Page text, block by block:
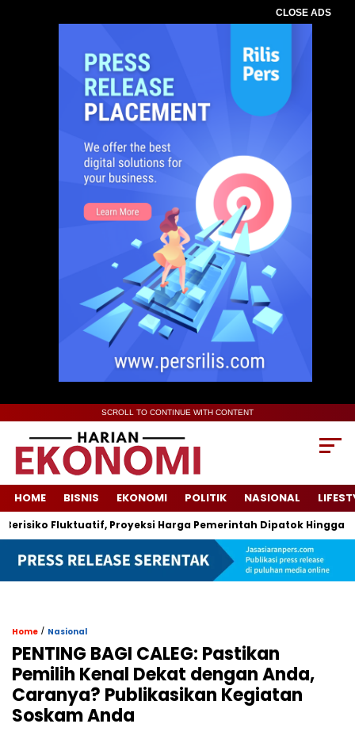
CLOSE ADS
SCROLL TO CONTINUE WITH CONTENT
HOME BISNIS EKONOMI POLITIK NASIONAL
Fluktuatif, Proyeksi Harga Pemerintah Dipatok Hingga USD 94
Home / Nasional
PENTING BAGI CALEG: Pastikan
Pemilih Kenal Dekat dengan Anda,
Caranya? Publikasikan Kegiatan
Soskam Anda